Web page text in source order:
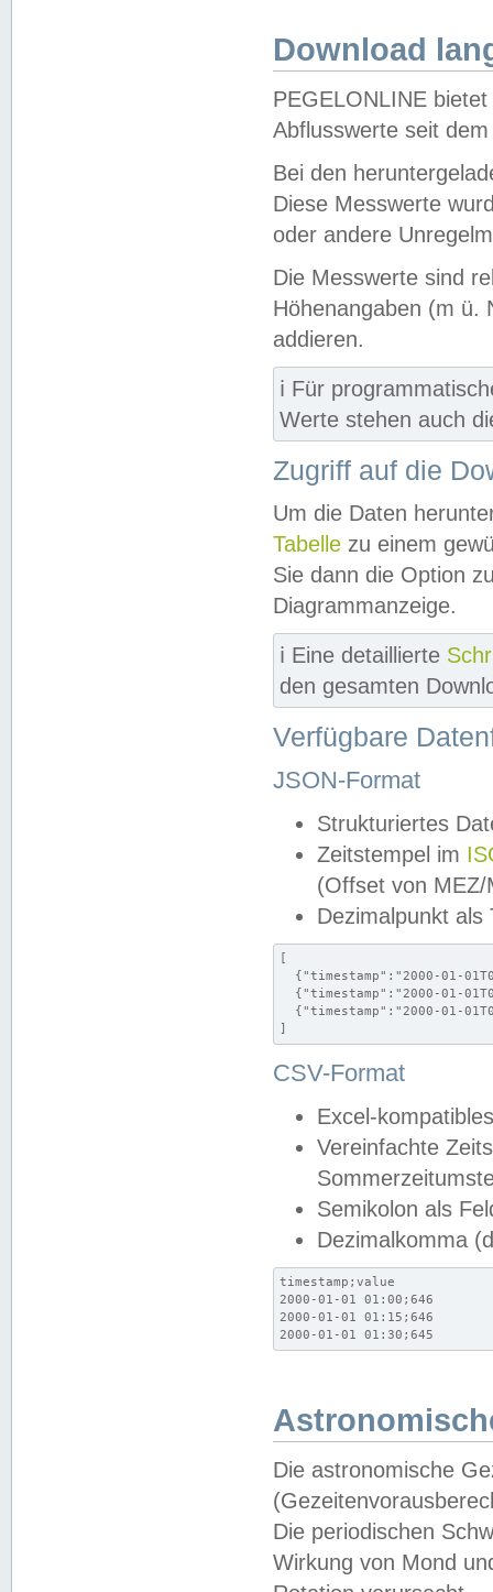
Download
PEGELONLINE
Abflusswerte seit
Bei den
Diese Messwerte
oder andere
Die Messwerte sind
Höhenangaben (m ü.
addieren.
ℹ️ Für
Werte stehen auch
Zugriff auf die
Um die Daten
Tabelle zu einem
Sie dann die Option
Diagrammanzeige.
ℹ️ Eine detaillierte
den gesamten
Verfügbare
JSON-Format
Strukturiertes
Zeitstempel im
(Offset von MEZ/
Dezimalpunkt als
[
{"timestamp":"2000-01-
{"timestamp":"2000-01-
{"timestamp":"2000-01-
]
CSV-Format
Excel-
Vereinfachte
Semikolon als
Dezimalkomma
timestamp;value
2000-01-01 01:00;646
2000-01-01 01:15;646
2000-01-01 01:30;645
Die astronomische
Die periodischen
Wirkung von Mond